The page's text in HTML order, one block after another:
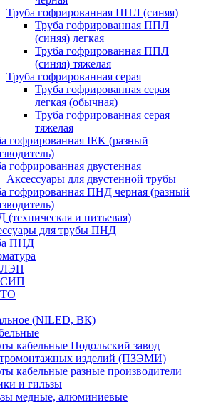
Труба гофрированная ППЛ (синяя)
Труба гофрированная ППЛ
(синяя) легкая
Труба гофрированная ППЛ
(синяя) тяжелая
Труба гофрированная серая
Труба гофрированная серая
легкая (обычная)
Труба гофрированная серая
тяжелая
гофрированная IEK (разный
гофрированная двустенная
Аксессуары для двустенной трубы
гофрированная ПНД черная (разный
и питьевая)
для трубы ПНД
ПНД
ЛЭП
СИП
(NILED, ВК)
кабельные Подольский завод
изделий (ПЗЭМИ)
кабельные разные производители
и гильзы
медные, алюминиевые